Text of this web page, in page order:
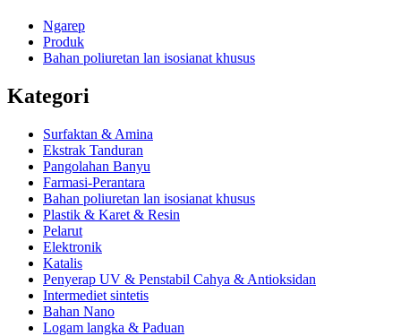
Ngarep
Produk
Bahan poliuretan lan isosianat khusus
Kategori
Surfaktan & Amina
Ekstrak Tanduran
Pangolahan Banyu
Farmasi-Perantara
Bahan poliuretan lan isosianat khusus
Plastik & Karet & Resin
Pelarut
Elektronik
Katalis
Penyerap UV & Penstabil Cahya & Antioksidan
Intermediet sintetis
Bahan Nano
Logam langka & Paduan